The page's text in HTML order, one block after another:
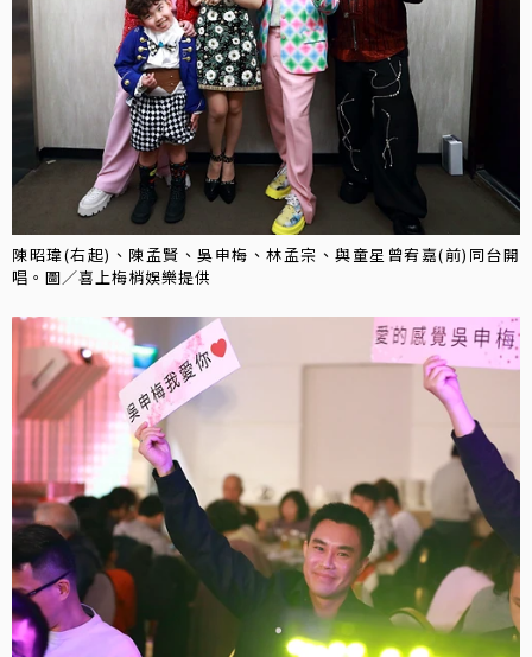
陳昭瑋(右起)、陳孟賢、吳申梅、林孟宗、與童星曾宥嘉(前)同台開
唱。圖／喜上梅梢娛樂提供